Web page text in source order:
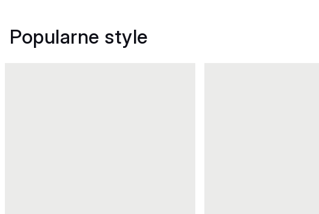
Popularne style